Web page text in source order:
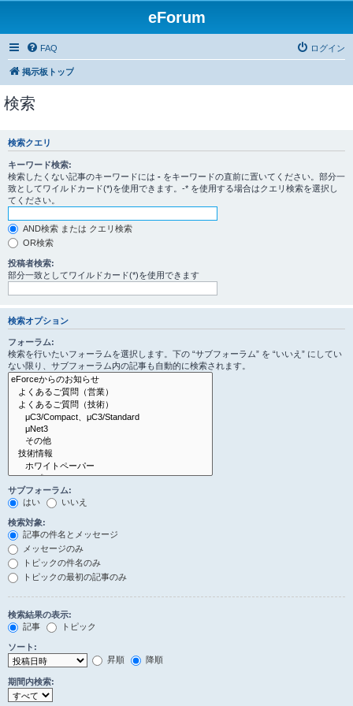
eForum
FAQ ログイン
掲示板トップ
検索
検索クエリ
キーワード検索:
検索したくない記事のキーワードには - をキーワードの直前に置いてください。部分一
致としてワイルドカード(*)を使用できます。-* を使用する場合はクエリ検索を選択し
てください。
AND検索 または クエリ検索
OR検索
投稿者検索:
部分一致としてワイルドカード(*)を使用できます
検索オプション
フォーラム:
検索を行いたいフォーラムを選択します。下の “サブフォーラム” を “いいえ” にしてい
ない限り、サブフォーラム内の記事も自動的に検索されます。
サブフォーラム:
はい
いいえ
検索対象:
記事の件名とメッセージ
メッセージのみ
トピックの件名のみ
トピックの最初の記事のみ
検索結果の表示:
記事
トピック
ソート:
昇順
降順
期間内検索: